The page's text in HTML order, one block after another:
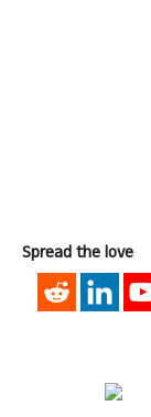
Spread the love